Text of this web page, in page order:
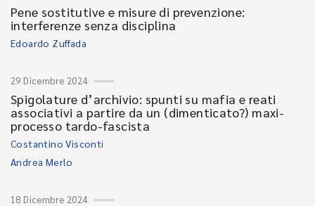
Pene sostitutive e misure di prevenzione:
interferenze senza disciplina
Edoardo Zuffada
29 Dicembre 2024
Spigolature d’archivio: spunti su mafia e reati
associativi a partire da un (dimenticato?) maxi-
processo tardo-fascista
Costantino Visconti
Andrea Merlo
18 Dicembre 2024